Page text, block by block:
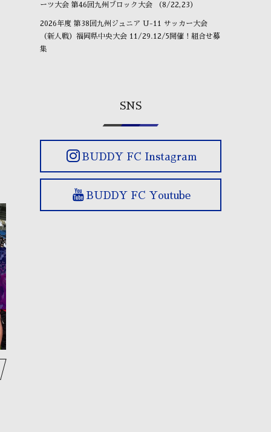
ーツ大会 第46回九州ブロック大会 （8/22,23）
2026年度 第38回九州ジュニア U-11 サッカー大会
（新人戦）福岡県中央大会 11/29.12/5開催！組合せ募
集
SNS
BUDDY FC Instagram
BUDDY FC Youtube